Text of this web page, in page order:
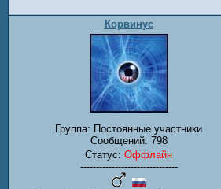
Корвинус
Группа: Постоянные участники
Сообщений: 798
Статус: Оффлайн
-------------------------------